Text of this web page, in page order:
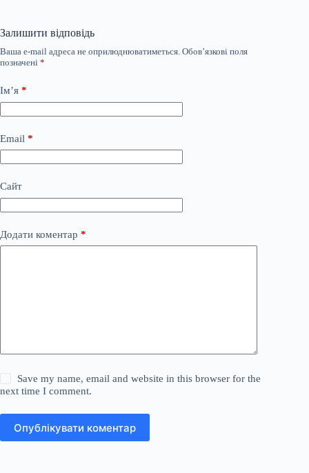
Залишити відповідь
Ваша e-mail адреса не оприлюднюватиметься. Обов’язкові поля
позначені *
Ім’я *
Email *
Сайт
Додати коментар *
Save my name, email and website in this browser for the
next time I comment.
Опублікувати коментар